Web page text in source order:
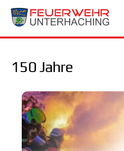
Skip
150 Jahre